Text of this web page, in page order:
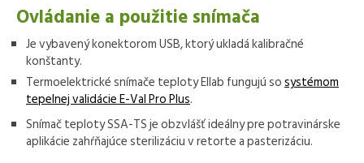
Ovládanie a použitie snímača
Je vybavený konektorom USB, ktorý ukladá kalibračné
konštanty.
Termoelektrické snímače teploty Ellab fungujú sosystémom
tepelnej validácie E-Val Pro Plus.
Snímač teploty SSA-TS je obzvlášť ideálny pre potravinárske
aplikácie zahŕňajúce sterilizáciu v retorte a pasterizáciu.